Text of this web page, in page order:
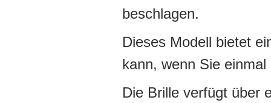
beschlagen.
Dieses Modell bietet
kann, wenn Sie
Die Brille verfügt über